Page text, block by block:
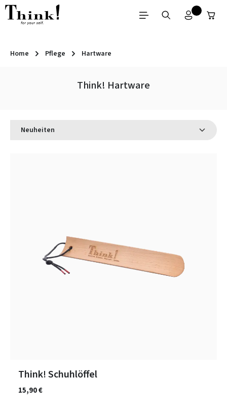
Zum Hauptinhalt springen
Home Pflege Hartware
Think! Hartware
Think! Schuhlöffel
15,90 €